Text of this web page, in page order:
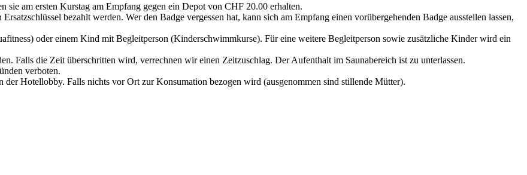
am ersten Kurstag am Empfang gegen ein Depot von CHF 20.00 erhalten.
bezahlt werden. Wer den Badge vergessen hat, kann sich am Empfang einen vorübergehenden Badge ausstellen lassen,
oder einem Kind mit Begleitperson (Kinderschwimmkurse). Für eine weitere Begleitperson sowie zusätzliche Kinder wird ein
Falls die Zeit überschritten wird, verrechnen wir einen Zeitzuschlag. Der Aufenthalt im Saunabereich ist zu unterlassen.
verboten.
Hotellobby. Falls nichts vor Ort zur Konsumation bezogen wird (ausgenommen sind stillende Mütter).